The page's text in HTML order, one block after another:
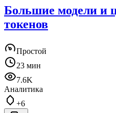
Большие модели и
токенов
Простой
23 мин
7.6K
Аналитика
+6